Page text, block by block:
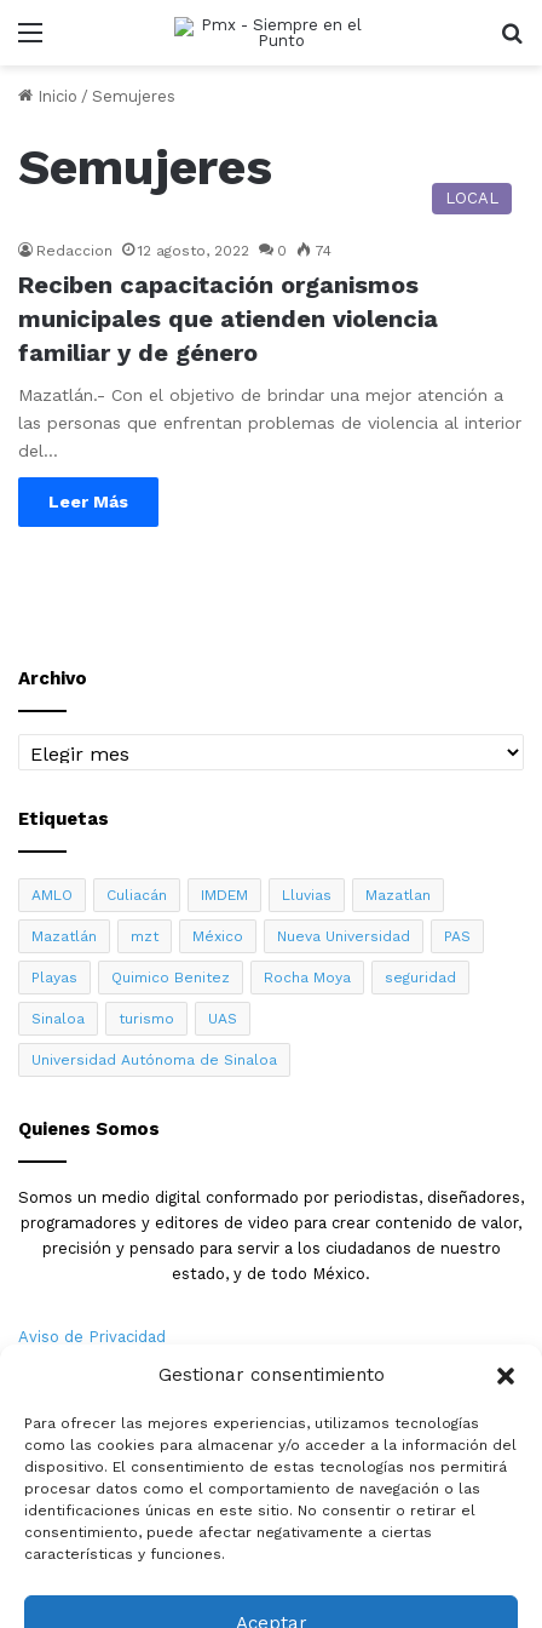
Gestionar consentimiento
Para ofrecer las mejores experiencias, utilizamos tecnologías
como las cookies para almacenar y/o acceder a la información del
dispositivo. El consentimiento de estas tecnologías nos permitirá
procesar datos como el comportamiento de navegación o las
identificaciones únicas en este sitio. No consentir o retirar el
consentimiento, puede afectar negativamente a ciertas
características y funciones.
Aceptar
Menu
Inicio / Semujeres
Semujeres
LOCAL
Redaccion 12 agosto, 2022 0 74
Reciben capacitación organismos
municipales que atienden violencia
familiar y de género
Mazatlán.- Con el objetivo de brindar una mejor atención a
las personas que enfrentan problemas de violencia al interior
del…
Leer Más
Archivo
Archivo
Etiquetas
AMLO Culiacán IMDEM Lluvias Mazatlan
Mazatlán mzt México Nueva Universidad PAS
Playas Quimico Benitez Rocha Moya seguridad
Sinaloa turismo UAS
Universidad Autónoma de Sinaloa
Quienes Somos
Somos un medio digital conformado por periodistas, diseñadores,
programadores y editores de video para crear contenido de valor,
precisión y pensado para servir a los ciudadanos de nuestro
estado, y de todo México.
Aviso de Privacidad
Términos y Condiciones
Política de Cookies
Contacto